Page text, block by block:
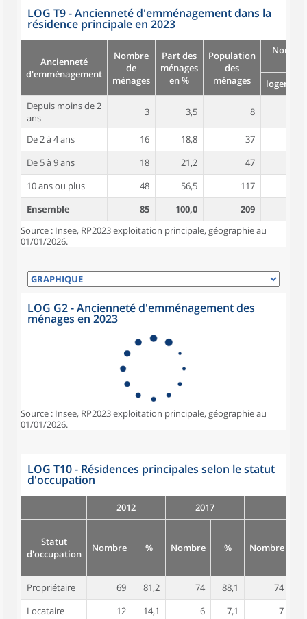
LOG T9 - Ancienneté d'emménagement dans la
résidence principale en 2023
Ancienneté
d'emménagement
Nombre
de
ménages
Part des
ménages
en %
Population
des
ménages
logement
Depuis moins de 2
ans
3 3,5 8
De 2 à 4 ans 16 18,8 37
De 5 à 9 ans
18 21,2 47
10 ans ou plus
48 56,5 117
Ensemble
85 100,0 209
Source : Insee, RP2023 exploitation principale, géographie au
01/01/2026.
LOG G2 - Ancienneté d'emménagement des
ménages en 2023
Source : Insee, RP2023 exploitation principale, géographie au
01/01/2026.
LOG T10 - Résidences principales selon le statut
d'occupation
2012 2017
Statut
d'occupation
Nombre % Nombre % Nombre
Propriétaire 69 81,2 74 88,1 74
Locataire
12 14,1 6 7,1 7